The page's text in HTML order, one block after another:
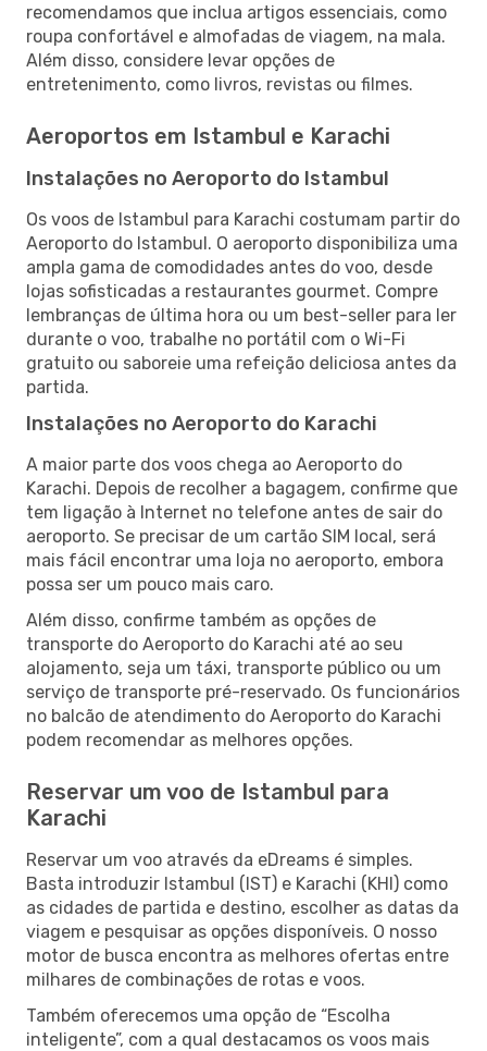
recomendamos que inclua artigos essenciais, como
roupa confortável e almofadas de viagem, na mala.
Além disso, considere levar opções de
entretenimento, como livros, revistas ou filmes.
Aeroportos em Istambul e Karachi
Instalações no Aeroporto do Istambul
Os voos de Istambul para Karachi costumam partir do
Aeroporto do Istambul. O aeroporto disponibiliza uma
ampla gama de comodidades antes do voo, desde
lojas sofisticadas a restaurantes gourmet. Compre
lembranças de última hora ou um best-seller para ler
durante o voo, trabalhe no portátil com o Wi-Fi
gratuito ou saboreie uma refeição deliciosa antes da
partida.
Instalações no Aeroporto do Karachi
A maior parte dos voos chega ao Aeroporto do
Karachi. Depois de recolher a bagagem, confirme que
tem ligação à Internet no telefone antes de sair do
aeroporto. Se precisar de um cartão SIM local, será
mais fácil encontrar uma loja no aeroporto, embora
possa ser um pouco mais caro.
Além disso, confirme também as opções de
transporte do Aeroporto do Karachi até ao seu
alojamento, seja um táxi, transporte público ou um
serviço de transporte pré-reservado. Os funcionários
no balcão de atendimento do Aeroporto do Karachi
podem recomendar as melhores opções.
Reservar um voo de Istambul para
Karachi
Reservar um voo através da eDreams é simples.
Basta introduzir Istambul (IST) e Karachi (KHI) como
as cidades de partida e destino, escolher as datas da
viagem e pesquisar as opções disponíveis. O nosso
motor de busca encontra as melhores ofertas entre
milhares de combinações de rotas e voos.
Também oferecemos uma opção de “Escolha
inteligente”, com a qual destacamos os voos mais